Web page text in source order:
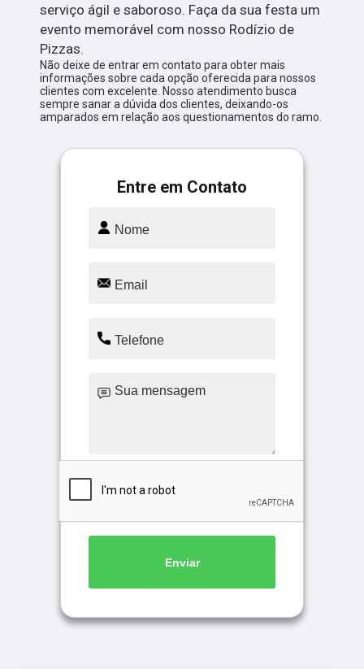
serviço ágil e saboroso. Faça da sua festa um
evento memorável com nosso Rodízio de
Pizzas.
Não deixe de entrar em contato para obter mais
informações sobre cada opção oferecida para nossos
clientes com excelente. Nosso atendimento busca
sempre sanar a dúvida dos clientes, deixando-os
amparados em relação aos questionamentos do ramo.
Entre em Contato
Enviar